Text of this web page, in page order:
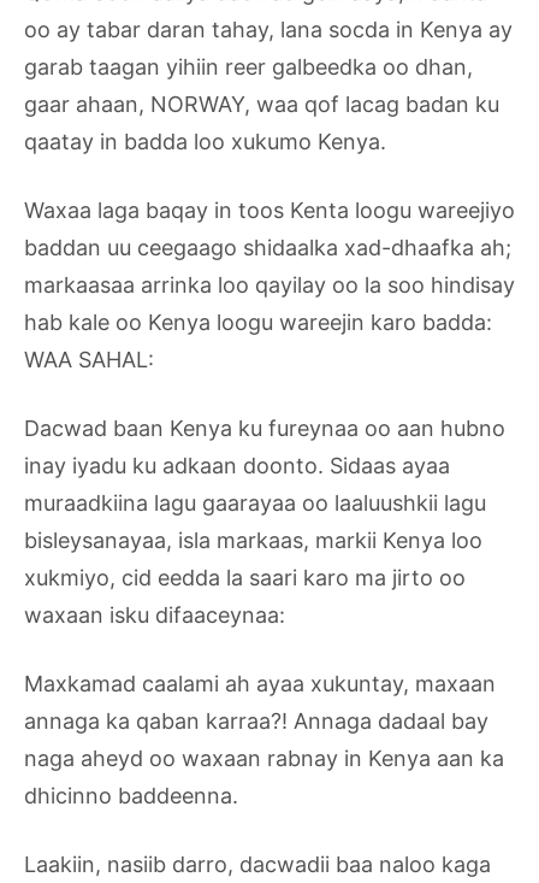
oo ay tabar daran tahay, lana socda in Kenya ay
garab taagan yihiin reer galbeedka oo dhan,
gaar ahaan, NORWAY, waa qof lacag badan ku
qaatay in badda loo xukumo Kenya.
Waxaa laga baqay in toos Kenta loogu wareejiyo
baddan uu ceegaago shidaalka xad-dhaafka ah;
markaasaa arrinka loo qayilay oo la soo hindisay
hab kale oo Kenya loogu wareejin karo badda:
WAA SAHAL:
Dacwad baan Kenya ku fureynaa oo aan hubno
inay iyadu ku adkaan doonto. Sidaas ayaa
muraadkiina lagu gaarayaa oo laaluushkii lagu
bisleysanayaa, isla markaas, markii Kenya loo
xukmiyo, cid eedda la saari karo ma jirto oo
waxaan isku difaaceynaa:
Maxkamad caalami ah ayaa xukuntay, maxaan
annaga ka qaban karraa?! Annaga dadaal bay
naga aheyd oo waxaan rabnay in Kenya aan ka
dhicinno baddeenna.
Laakiin, nasiib darro, dacwadii baa naloo kaga